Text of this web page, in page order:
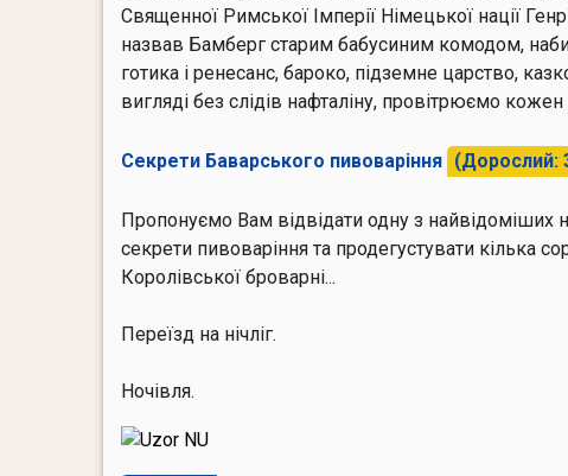
Священної Римської Імперії Німецької нації
назвав Бамберг старим бабусиним комодом,
готика і ренесанс, бароко, підземне царство,
вигляді без слідів нафталіну, провітрюємо
Секрети Баварського пивоваріння (Дорослий:
Пропонуємо Вам відвідати одну з
секрети пивоваріння та продегустувати кілька
Королівської броварні...
Переїзд на нічліг.
Ночівля.